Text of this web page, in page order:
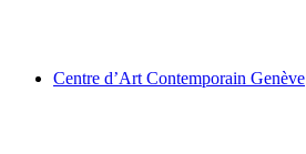
Centre d’Art Contemporain Genève